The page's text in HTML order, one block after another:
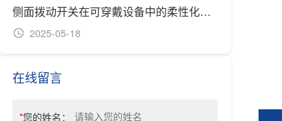
侧面拨动开关在可穿戴设备中的柔性化设计分析
2025-05-18
在线留言
*您的姓名：